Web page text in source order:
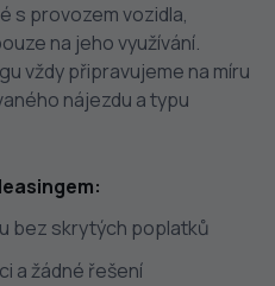
s provozem vozidla,
na jeho využívání.
vždy připravujeme na míru
nájezdu a typu
bez skrytých poplatků
a žádné řešení